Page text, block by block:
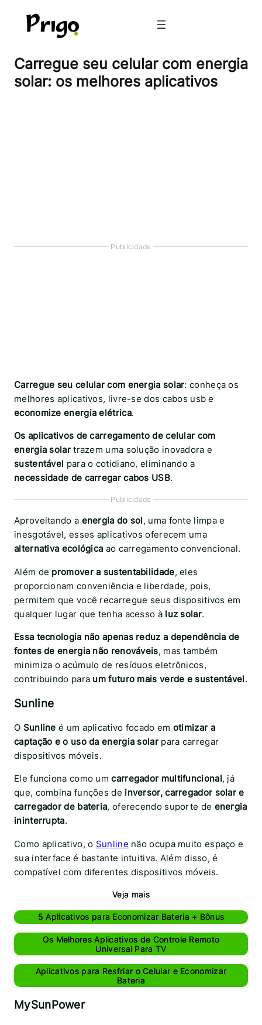
Carregue seu celular com energia
solar: os melhores aplicativos
Publicidade
Carregue seu celular com energia solar: conheça os
melhores aplicativos, livre-se dos cabos usb e
economize energia elétrica.
Os aplicativos de carregamento de celular com
energia solartrazem uma solução inovadora e
sustentável para o cotidiano, eliminando a
necessidade de carregar cabos USB.
Publicidade
Aproveitando a energia do sol, uma fonte limpa e
inesgotável, esses aplicativos oferecem uma
alternativa ecológica ao carregamento convencional.
Além de promover a sustentabilidade, eles
proporcionam conveniência e liberdade, pois,
permitem que você recarregue seus dispositivos em
qualquer lugar que tenha acesso à luz solar.
Essa tecnologia não apenas reduz a dependência de
fontes de energia não renováveis, mas também
minimiza o acúmulo de resíduos eletrônicos,
contribuindo para um futuro mais verde e sustentável.
Sunline
O Sunline é um aplicativo focado em otimizar a
captação e o uso da energia solarpara carregar
dispositivos móveis.
Ele funciona como umcarregador multifuncional, já
que, combina funções de inversor, carregador solar e
carregador de bateria, oferecendo suporte de energia
ininterrupta.
Como aplicativo, o Sunline não ocupa muito espaço e
sua interface é bastante intuitiva. Além disso, é
compatível com diferentes dispositivos móveis.
Veja mais
5 Aplicativos para Economizar Bateria + Bônus
Os Melhores Aplicativos de Controle Remoto
Universal Para TV
Aplicativos para Resfriar o Celular e Economizar
Bateria
MySunPower